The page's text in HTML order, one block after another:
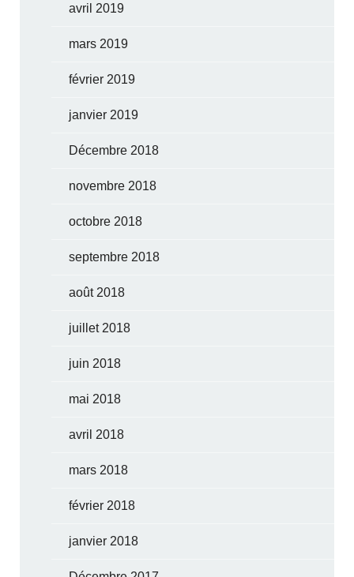
avril 2019
mars 2019
février 2019
janvier 2019
Décembre 2018
novembre 2018
octobre 2018
septembre 2018
août 2018
juillet 2018
juin 2018
mai 2018
avril 2018
mars 2018
février 2018
janvier 2018